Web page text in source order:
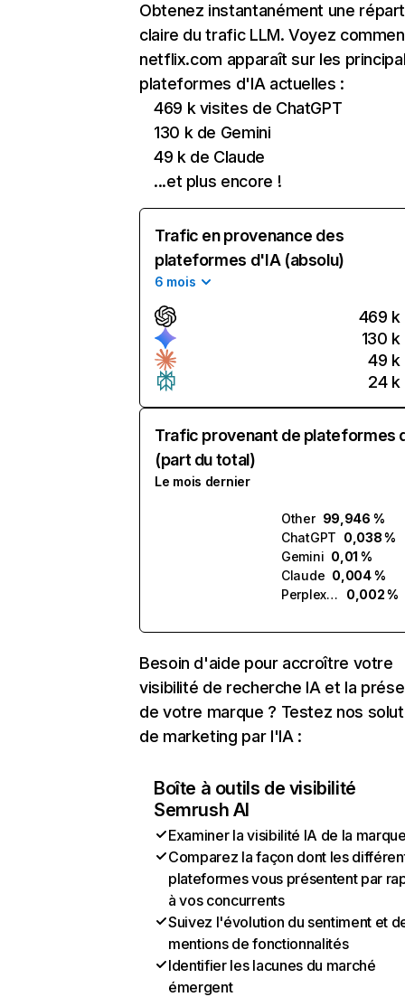
Obtenez instantanément une
claire du trafic LLM. Voyez
netflix.com apparaît sur les
plateformes d'IA actuelles :
469 k visites de ChatGPT
130 k de Gemini
49 k de Claude
...et plus encore !
Trafic en provenance des
plateformes d'IA (absolu)
6 mois
469 k
130 k
49 k
24 k
Trafic provenant de plateformes
(part du total)
Le mois dernier
Other 99,946 %
ChatGPT 0,038 %
Gemini 0,01 %
Claude 0,004 %
Perplexity
0,002 %
Besoin d'aide pour accroître votre
visibilité de recherche IA et la
de votre marque ? Testez nos
de marketing par l'IA :
Boîte à outils de visibilité
Semrush AI
Examiner la visibilité IA de la
Comparez la façon dont les
plateformes vous présentent par
à vos concurrents
Suivez l'évolution du sentiment et
mentions de fonctionnalités
Identifier les lacunes du marché
émergent